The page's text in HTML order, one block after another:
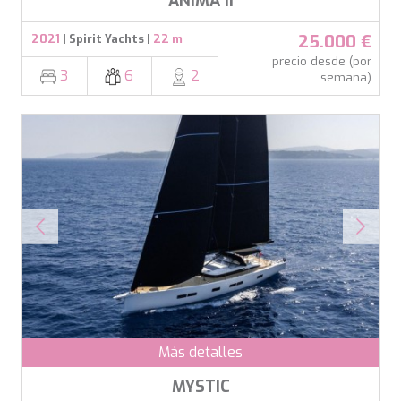
2021 | Spirit Yachts | 22 m
3 6 2
25.000 €
precio desde (por
semana)
Más detalles
MYSTIC
TE MANU
TESNI
THALYSSA
TRABUCAIRE
TRILOGY
ULISSE
VAUBAN
VERA
VERTIGE
VERTIGO
VITTORIA
VIVA LA VIDA
VYNO
WALLY ONE